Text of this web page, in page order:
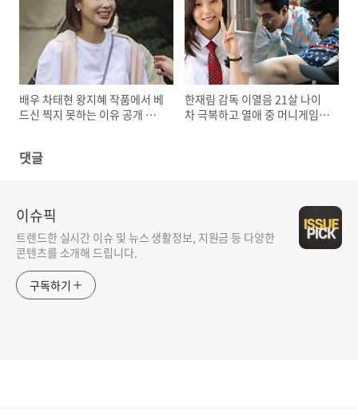
배우 차태현 왕지혜 작품에서 베
드신 찍지 못하는 이유 공개 화
한재림 감독 이열음 21살 나이
차 극복하고 열애 중 머니게임
댓글
이슈픽
트렌드한 실시간 이슈 및 뉴스 생활정보, 지원금 등 다양한
콘텐츠를 소개해 드립니다.
구독하기